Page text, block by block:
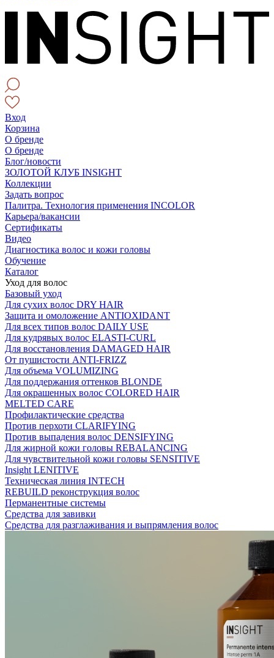
Вход
Корзина
О бренде
О бренде
Блог/новости
ЗОЛОТОЙ КЛУБ INSIGHT
Коллекции
Задать вопрос
Палитра. Технология применения INCOLOR
Карьера/вакансии
Сертификаты
Видео
Диагностика волос и кожи головы
Обучение
Каталог
Уход для волос
Базовый уход
Для сухих волос DRY HAIR
Защита и омоложение ANTIOXIDANT
Для всех типов волос DAILY USE
Для кудрявых волос ELASTI-CURL
Для восстановления DAMAGED HAIR
От пушистости ANTI-FRIZZ
Для объема VOLUMIZING
Для поддержания оттенков BLONDE
Для окрашенных волос COLORED HAIR
MELTED CARE
Профилактические средства
Против перхоти CLARIFYING
Против выпадения волос DENSIFYING
Для жирной кожи головы REBALANCING
Для чувствительной кожи головы SENSITIVE
Insight LENITIVE
Техническая линия INTECH
REBUILD реконструкция волос
Перманентные системы
Средства для завивки
Средства для разглаживания и выпрямления волос